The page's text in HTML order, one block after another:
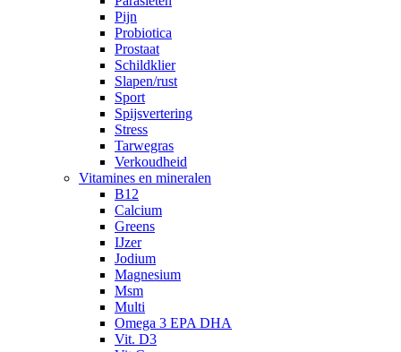
Pijn
Probiotica
Prostaat
Schildklier
Slapen/rust
Sport
Spijsvertering
Stress
Tarwegras
Verkoudheid
Vitamines en mineralen
B12
Calcium
Greens
IJzer
Jodium
Magnesium
Msm
Multi
Omega 3 EPA DHA
Vit. D3